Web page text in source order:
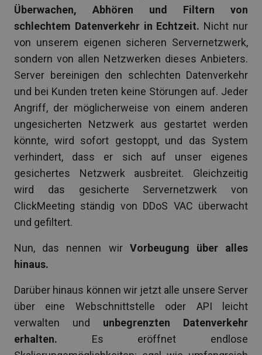
Überwachen, Abhören und Filtern von
schlechtem Datenverkehr in Echtzeit. Nicht nur
von unserem eigenen sicheren Servernetzwerk,
sondern von allen Netzwerken dieses Anbieters.
Server bereinigen den schlechten Datenverkehr
und bei Kunden treten keine Störungen auf. Jeder
Angriff, der möglicherweise von einem anderen
ungesicherten Netzwerk aus gestartet werden
könnte, wird sofort gestoppt, und das System
verhindert, dass er sich auf unser eigenes
gesichertes Netzwerk ausbreitet. Gleichzeitig
wird das gesicherte Servernetzwerk von
ClickMeeting ständig von DDoS VAC überwacht
und gefiltert.
Nun, das nennen wir Vorbeugung über alles
hinaus.
Darüber hinaus können wir jetzt alle unsere Server
über eine Webschnittstelle oder API leicht
verwalten und unbegrenzten Datenverkehr
erhalten. Es eröffnet endlose